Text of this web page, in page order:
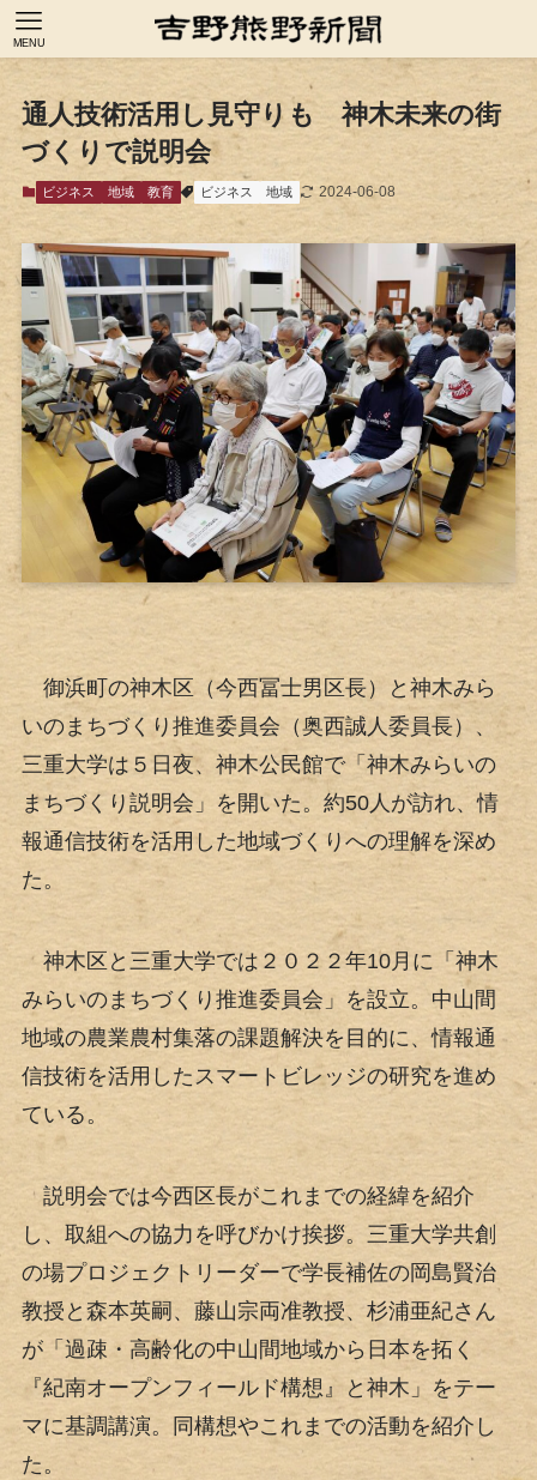
MENU
通人技術活用し見守りも 神木未来の街
づくりで説明会
ビジネス 地域 教育 ビジネス 地域 2024-06-08
御浜町の神木区（今西冨士男区長）と神木みら
いのまちづくり推進委員会（奥西誠人委員長）、
三重大学は５日夜、神木公民館で「神木みらいの
まちづくり説明会」を開いた。約50人が訪れ、情
報通信技術を活用した地域づくりへの理解を深め
た。
神木区と三重大学では２０２２年10月に「神木
みらいのまちづくり推進委員会」を設立。中山間
地域の農業農村集落の課題解決を目的に、情報通
信技術を活用したスマートビレッジの研究を進め
ている。
説明会では今西区長がこれまでの経緯を紹介
し、取組への協力を呼びかけ挨拶。三重大学共創
の場プロジェクトリーダーで学長補佐の岡島賢治
教授と森本英嗣、藤山宗両准教授、杉浦亜紀さん
が「過疎・高齢化の中山間地域から日本を拓く
『紀南オープンフィールド構想』と神木」をテー
マに基調講演。同構想やこれまでの活動を紹介し
た。